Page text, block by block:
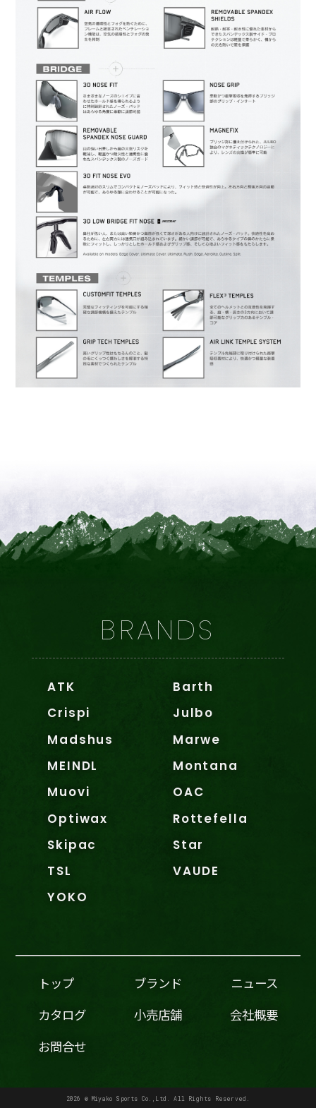
BRANDS
ATK
Barth
Crispi
Julbo
Madshus
Marwe
MEINDL
Montana
Muovi
OAC
Optiwax
Rottefella
Skipac
Star
TSL
VAUDE
YOKO
トップ ブランド
ニュース
カタログ
小売店舗
会社概要
お問合せ
2026 © Miyako Sports Co.,Ltd. All Rights Reserved.